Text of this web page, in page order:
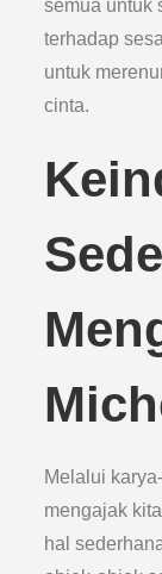
semua untuk
terhadap
untuk
cinta.
Melalui
mengajak
hal